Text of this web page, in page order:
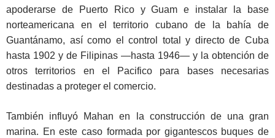
apoderarse de Puerto Rico y Guam e instalar la base
norteamericana en el territorio cubano de la bahía de
Guantánamo, así como el control total y directo de Cuba
hasta 1902 y de Filipinas —hasta 1946— y la obtención de
otros territorios en el Pacifico para bases necesarias
destinadas a proteger el comercio.
También influyó Mahan en la construcción de una gran
marina. En este caso formada por gigantescos buques de